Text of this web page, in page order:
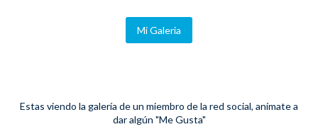
Mi Galeria
Estas viendo la galería de un miembro de la red social, anímate a
dar algún "Me Gusta"